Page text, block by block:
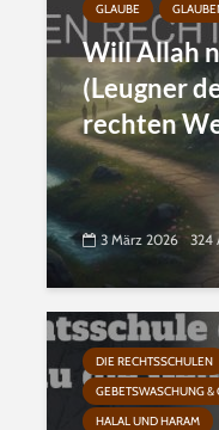
GLAUBE
Will Allah
(Leugner
rechten
3 März 2026 324
DIE RECHTSSCHULEN
GEBETSWASCHUNG &
HALAL UND HARAM